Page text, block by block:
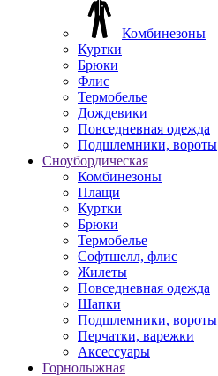
Комбинезоны
Куртки
Брюки
Флис
Термобелье
Дождевики
Повседневная одежда
Подшлемники, вороты
Сноубордическая
Комбинезоны
Плащи
Куртки
Брюки
Термобелье
Софтшелл, флис
Жилеты
Повседневная одежда
Шапки
Подшлемники, вороты
Перчатки, варежки
Аксессуары
Горнолыжная